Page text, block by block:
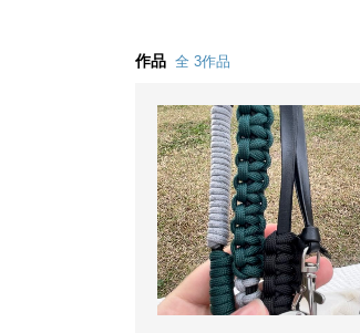
作品 全 3作品